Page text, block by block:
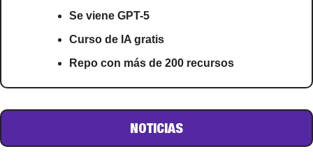
Se viene GPT-5
Curso de IA gratis
Repo con más de 200 recursos
NOTICIAS